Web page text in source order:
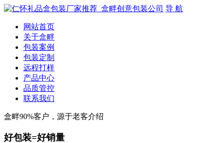
导 航
网站首页
关于盒畔
包装案例
包装定制
远程打样
产品中心
品质管控
联系我们
盒畔90%客户，源于老客介绍
好包装=好销量